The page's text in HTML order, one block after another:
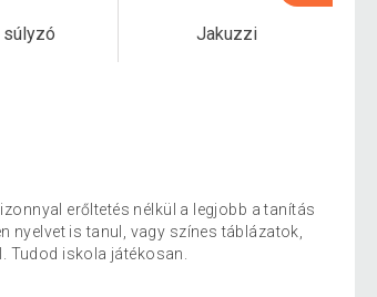
Jakuzzi
erőltetés nélkül a legjobb a tanítás
nyelvet is tanul, vagy színes táblázatok,
Tudod iskola játékosan.